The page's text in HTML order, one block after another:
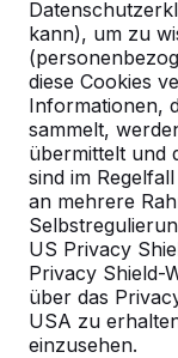
kann), um zu
diese Cookies
Informationen,
sammelt,
übermittelt und
sind im
an mehrere
US Privacy
Privacy Shield-
über das
USA zu
einzusehen.
Ort oder
Zie ook
Florstadt